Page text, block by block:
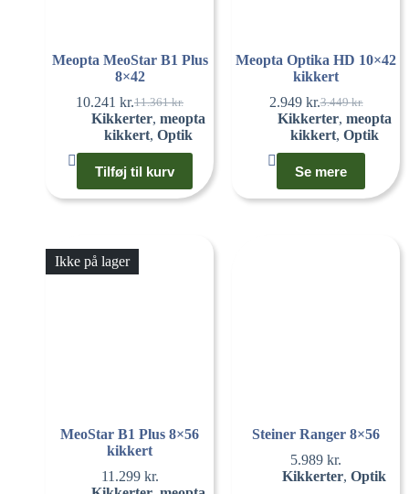
Meopta MeoStar B1 Plus
8×42
11.361kr.
10.241 kr.
Kikkerter, meopta
kikkert, Optik
Tilføj til kurv
Meopta Optika HD 10×42
kikkert
3.449kr.
2.949 kr.
Kikkerter, meopta
kikkert, Optik
Se mere
Ikke på lager
MeoStar B1 Plus 8×56
kikkert
11.299 kr.
Steiner Ranger 8×56
5.989 kr.
Kikkerter, Optik